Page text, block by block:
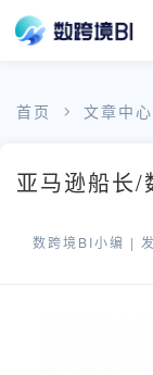
首页 文章中心
亚马逊船长
数跨境BI小编 |